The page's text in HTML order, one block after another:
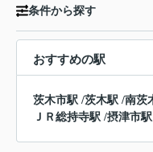
条件から探す
おすすめの駅
茨木市駅 /茨木駅 /南茨
ＪＲ総持寺駅 /摂津市駅